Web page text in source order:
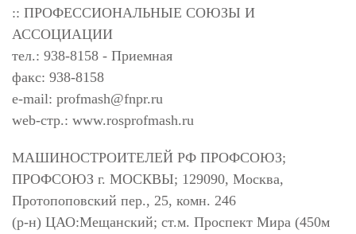
:: ПРОФЕССИОНАЛЬНЫЕ СОЮЗЫ И
АССОЦИАЦИИ
тел.: 938-8158 - Приемная
факс: 938-8158
e-mail: profmash@fnpr.ru
web-стр.: www.rosprofmash.ru
МАШИНОСТРОИТЕЛЕЙ РФ ПРОФСОЮЗ;
ПРОФСОЮЗ г. МОСКВЫ; 129090, Москва,
Протопоповский пер., 25, комн. 246
(р-н) ЦАО:Мещанский; ст.м. Проспект Мира (450м